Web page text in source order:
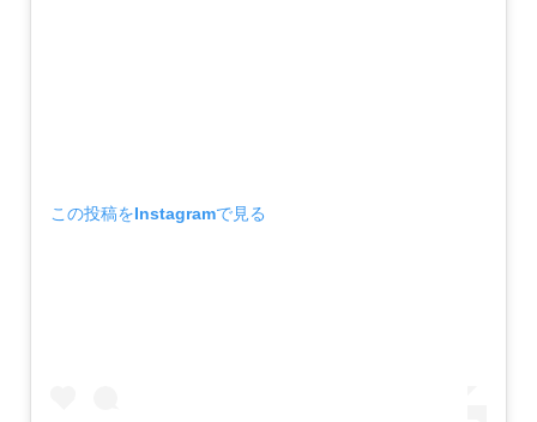
この投稿をInstagramで見る